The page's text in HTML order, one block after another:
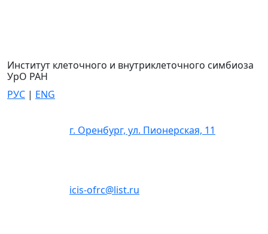
Институт клеточного и внутриклеточного симбиоза
УрО РАН
РУС | ENG
г. Оренбург, ул. Пионерская, 11
icis-ofrc@list.ru